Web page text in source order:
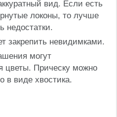
вид. Если есть
локоны, то лучше
недостатки.
закрепить невидимками.
могут
цветы. Прическу можно
в виде хвостика.